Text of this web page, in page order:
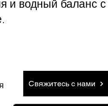
и водный баланс с
Свяжитесь с нами